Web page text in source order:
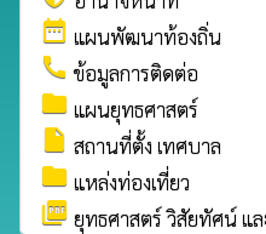
date_range แผนพัฒนาท้องถิ่น
call ข้อมูลการติดต่อ
folder แผนยุทธศาสตร์
insert_drive_file สถานที่ตั้ง เทศบาล
folder แหล่งท่องเที่ยว
picture_as_pdf ยุทธศาสตร์ วิสัยทัศน์ แ